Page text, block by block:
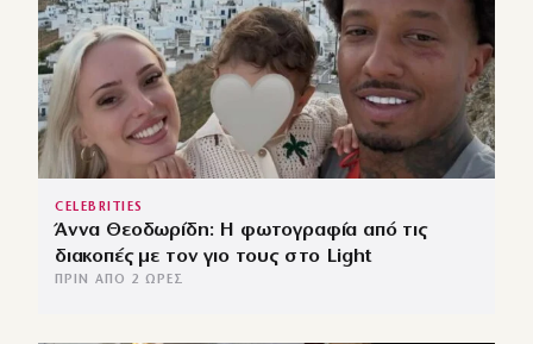
CELEBRITIES
Άννα Θεοδωρίδη: Η φωτογραφία από τις
διακοπές με τον γιο τους στο Light
ΠΡΙΝ ΑΠΌ 2 ΏΡΕΣ